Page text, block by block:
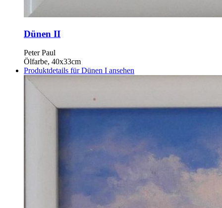
Dünen II
Peter Paul
Ölfarbe, 40x33cm
Produktdetails für Dünen I ansehen